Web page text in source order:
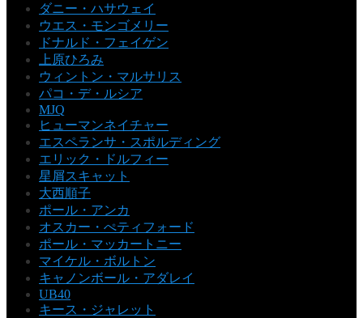
ダニー・ハサウェイ
ウエス・モンゴメリー
ドナルド・フェイゲン
上原ひろみ
ウィントン・マルサリス
パコ・デ・ルシア
MJQ
ヒューマンネイチャー
エスペランサ・スポルディング
エリック・ドルフィー
星屑スキャット
大西順子
ポール・アンカ
オスカー・ぺティフォード
ポール・マッカートニー
マイケル・ボルトン
キャノンボール・アダレイ
UB40
キース・ジャレット